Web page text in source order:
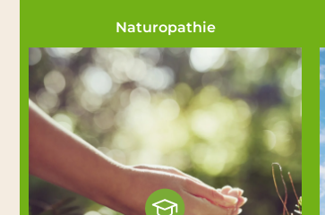
Naturopathie